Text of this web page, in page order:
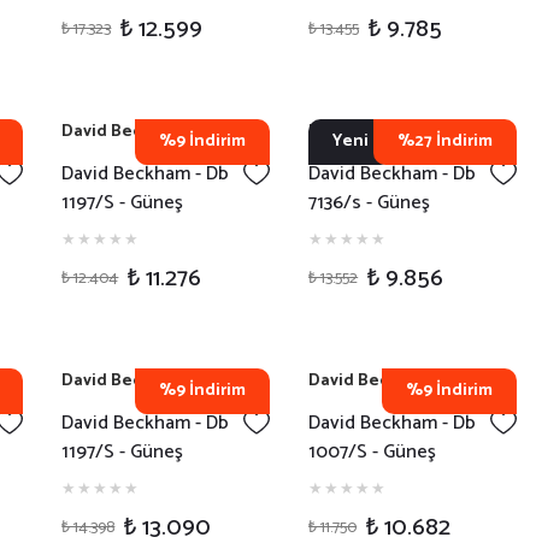
₺ 17.323 ₺ 12.599 ₺ 13.455 ₺ 9.785
%9 İndirim
David Beckham
David Beckham - Db
1197/S - Güneş
Gözlüğü - 807QT
₺ 12.404 ₺ 11.276
Yeni %27 İndirim
David Beckham
David Beckham - Db
7136/s - Güneş
Gözlüğü - 6C590
₺ 13.552 ₺ 9.856
%9 İndirim
David Beckham
David Beckham - Db
1197/S - Güneş
Gözlüğü - 807M9
₺ 14.398 ₺ 13.090
%9 İndirim
David Beckham
David Beckham - Db
1007/S - Güneş
Gözlüğü - 80708
₺ 11.750 ₺ 10.682